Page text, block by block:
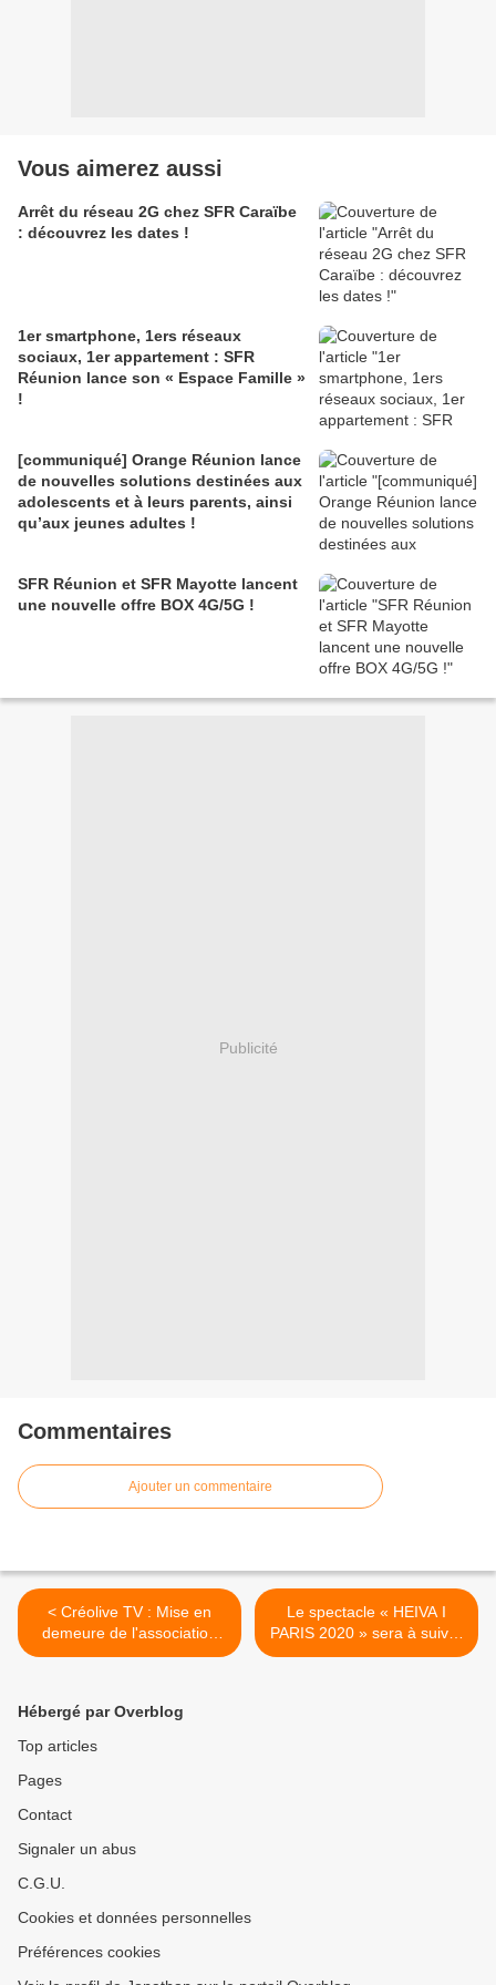
Vous aimerez aussi
Arrêt du réseau 2G chez SFR Caraïbe
: découvrez les dates !
1er smartphone, 1ers réseaux
sociaux, 1er appartement : SFR
Réunion lance son « Espace Famille »
!
[communiqué] Orange Réunion lance
de nouvelles solutions destinées aux
adolescents et à leurs parents, ainsi
qu’aux jeunes adultes !
SFR Réunion et SFR Mayotte lancent
une nouvelle offre BOX 4G/5G !
Publicité
Commentaires
Ajouter un commentaire
< Créolive TV : Mise en
demeure de l'association
Créolive Médias !
Le spectacle « HEIVA I
PARIS 2020 » sera à suivre
ce mois-ci sur les chaînes
Hébergé par Overblog
Top articles
Pages
Contact
Signaler un abus
C.G.U.
Cookies et données personnelles
Préférences cookies